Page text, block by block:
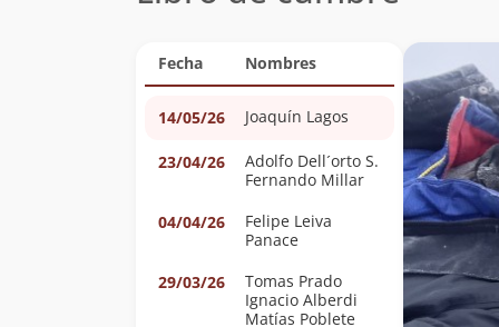
Fecha Nombres
14/05/26 Joaquín Lagos
23/04/26
Adolfo Dell´orto S.
Fernando Millar
04/04/26
Felipe Leiva
Panace
29/03/26
Tomas Prado
Ignacio Alberdi
Matías Poblete